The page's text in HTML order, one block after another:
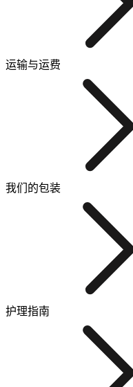
运输与运费
我们的包装
护理指南